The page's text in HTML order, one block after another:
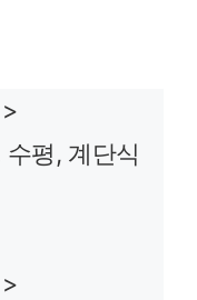
평, 계단식